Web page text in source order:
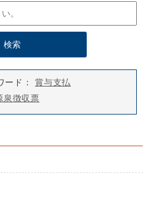
ード： 賞与支払
泉徴収票